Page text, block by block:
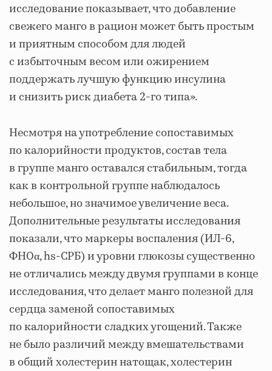
исследование показывает, что добавление
свежего манго в рацион может быть простым
и приятным способом для людей
с избыточным весом или ожирением
поддержать лучшую функцию инсулина
и снизить риск диабета 2-го типа».
Несмотря на употребление сопоставимых
по калорийности продуктов, состав тела
в группе манго оставался стабильным, тогда
как в контрольной группе наблюдалось
небольшое, но значимое увеличение веса.
Дополнительные результаты исследования
показали, что маркеры воспаления (ИЛ-6,
ФНОα, hs-СРБ) и уровни глюкозы существенно
не отличались между двумя группами в конце
исследования, что делает манго полезной для
сердца заменой сопоставимых
по калорийности сладких угощений. Также
не было различий между вмешательствами
в общий холестерин натощак, холестерин